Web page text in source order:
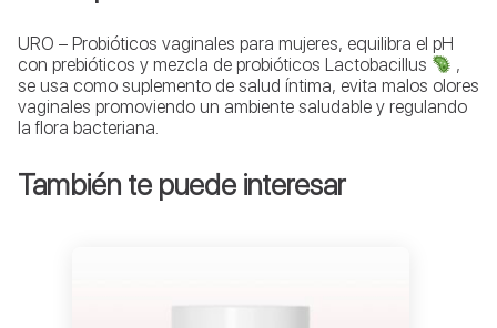
URO – Probióticos vaginales para mujeres, equilibra el pH
con prebióticos y mezcla de probióticos Lactobacillus
,
se usa como suplemento de salud íntima, evita malos olores
vaginales promoviendo un ambiente saludable y regulando
la flora bacteriana.
También te puede interesar